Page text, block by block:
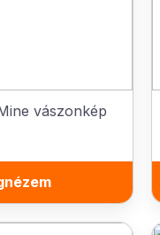
vászonkép